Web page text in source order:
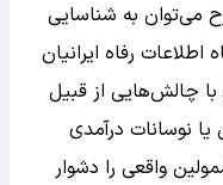
می‌توان به شناسایی
رفاه ایرانیان
با چالش‌هایی از قبیل
نوسانات درآمدی
واقعی را دشوار